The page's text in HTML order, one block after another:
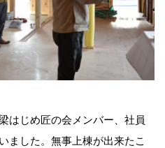
はじめ匠の会メンバー、社員
ました。無事上棟が出来たこ